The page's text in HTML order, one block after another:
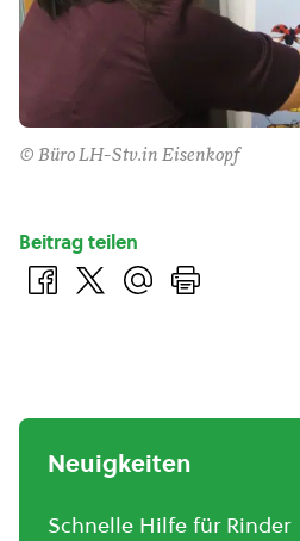
© Büro LH-Stv.in Eisenkopf
Beitrag teilen
Neuigkeiten
Schnelle Hilfe für Rinder